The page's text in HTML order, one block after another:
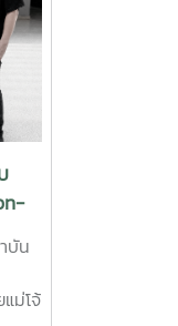
ก้
ล
บัน
ม่โจ้